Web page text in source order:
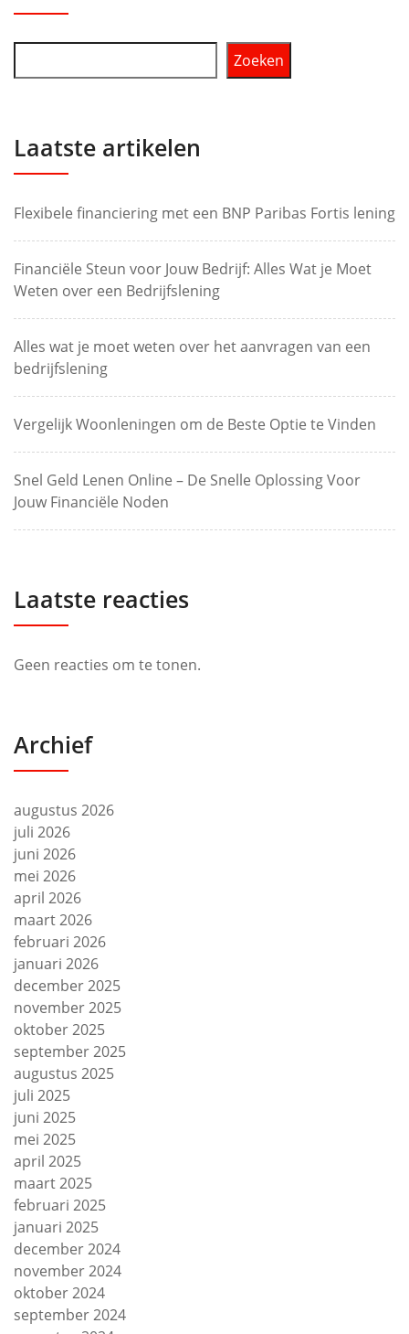
Zoeken
Laatste artikelen
Flexibele financiering met een BNP Paribas Fortis lening
Financiële Steun voor Jouw Bedrijf: Alles Wat je Moet
Weten over een Bedrijfslening
Alles wat je moet weten over het aanvragen van een
bedrijfslening
Vergelijk Woonleningen om de Beste Optie te Vinden
Snel Geld Lenen Online – De Snelle Oplossing Voor
Jouw Financiële Noden
Laatste reacties
Geen reacties om te tonen.
Archief
augustus 2026
juli 2026
juni 2026
mei 2026
april 2026
maart 2026
februari 2026
januari 2026
december 2025
november 2025
oktober 2025
september 2025
augustus 2025
juli 2025
juni 2025
mei 2025
april 2025
maart 2025
februari 2025
januari 2025
december 2024
november 2024
oktober 2024
september 2024